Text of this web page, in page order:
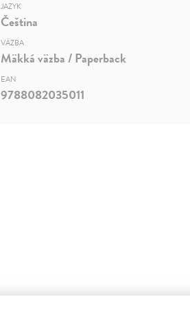
JAZYK
Čeština
VÄZBA
Mäkká väzba / Paperback
EAN
9788082035011